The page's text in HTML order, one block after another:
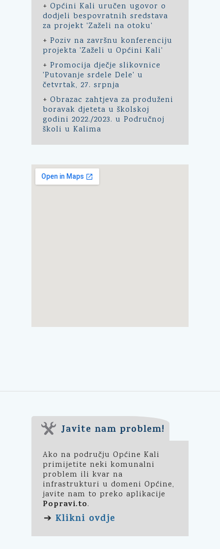
+ Općini Kali uručen ugovor o
dodjeli bespovratnih sredstava
za projekt 'Zaželi na otoku'
+ Poziv na završnu konferenciju
projekta 'Zaželi u Općini Kali'
+ Promocija dječje slikovnice
'Putovanje srdele Dele' u
četvrtak, 27. srpnja
+ Obrazac zahtjeva za produženi
boravak djeteta u školskoj
godini 2022./2023. u Područnoj
školi u Kalima
Javite nam problem!
Ako na području Općine Kali
primijetite neki komunalni
problem ili kvar na
infrastrukturi u domeni Općine,
javite nam to preko aplikacije
Popravi.to.
➔ Klikni ovdje